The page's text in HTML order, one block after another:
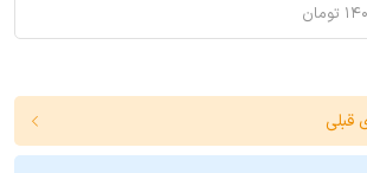
قبلی